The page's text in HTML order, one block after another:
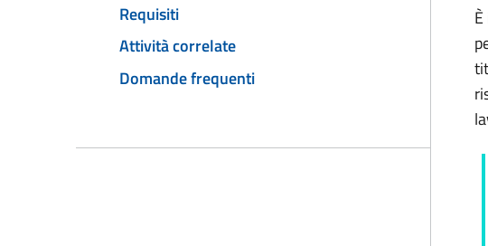
Requisiti
Attività correlate
Domande frequenti